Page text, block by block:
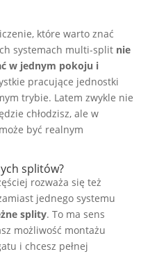
które warto znać
systemach multi-split nie
w jednym pokoju i
pracujące jednostki
trybie. Latem zwykle nie
chłodzisz, ale w
być realnym
splitów?
rozważa się też
jednego systemu
splity. To ma sens
możliwość montażu
i chcesz pełnej